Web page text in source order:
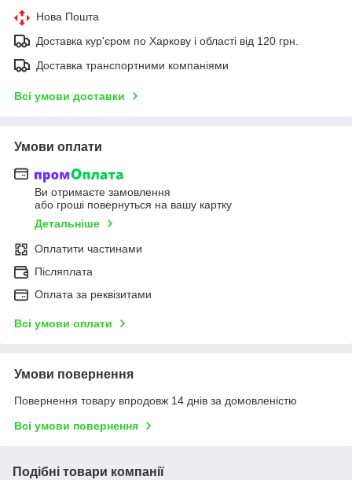
Нова Пошта
Доставка кур'єром по Харкову і області від 120 грн.
Доставка транспортними компаніями
Всі умови доставки
Умови оплати
Ви отримаєте замовлення
або гроші повернуться на вашу картку
Детальніше
Оплатити частинами
Післяплата
Оплата за реквізитами
Всі умови оплати
Умови повернення
Повернення товару впродовж 14 днів за домовленістю
Всі умови повернення
Подібні товари компанії